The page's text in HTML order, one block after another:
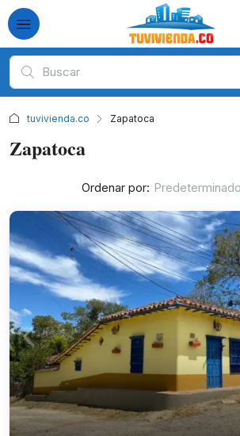
tuvivienda.co Zapatoca
Zapatoca
Ordenar por: Predeterminado